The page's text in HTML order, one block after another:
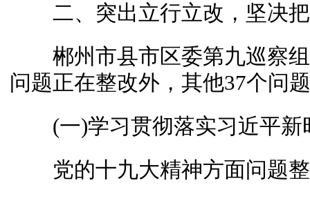
二、突出立行立改，坚决把
郴州市县市区委第九巡察组
问题正在整改外，其他37个问
(一)学习贯彻落实习近平新
党的十九大精神方面问题整